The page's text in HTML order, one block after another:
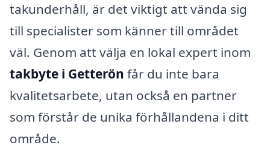
takunderhåll, är det viktigt att vända sig
till specialister som känner till området
väl. Genom att välja en lokal expert inom
takbyte i Getterön får du inte bara
kvalitetsarbete, utan också en partner
som förstår de unika förhållandena i ditt
område.